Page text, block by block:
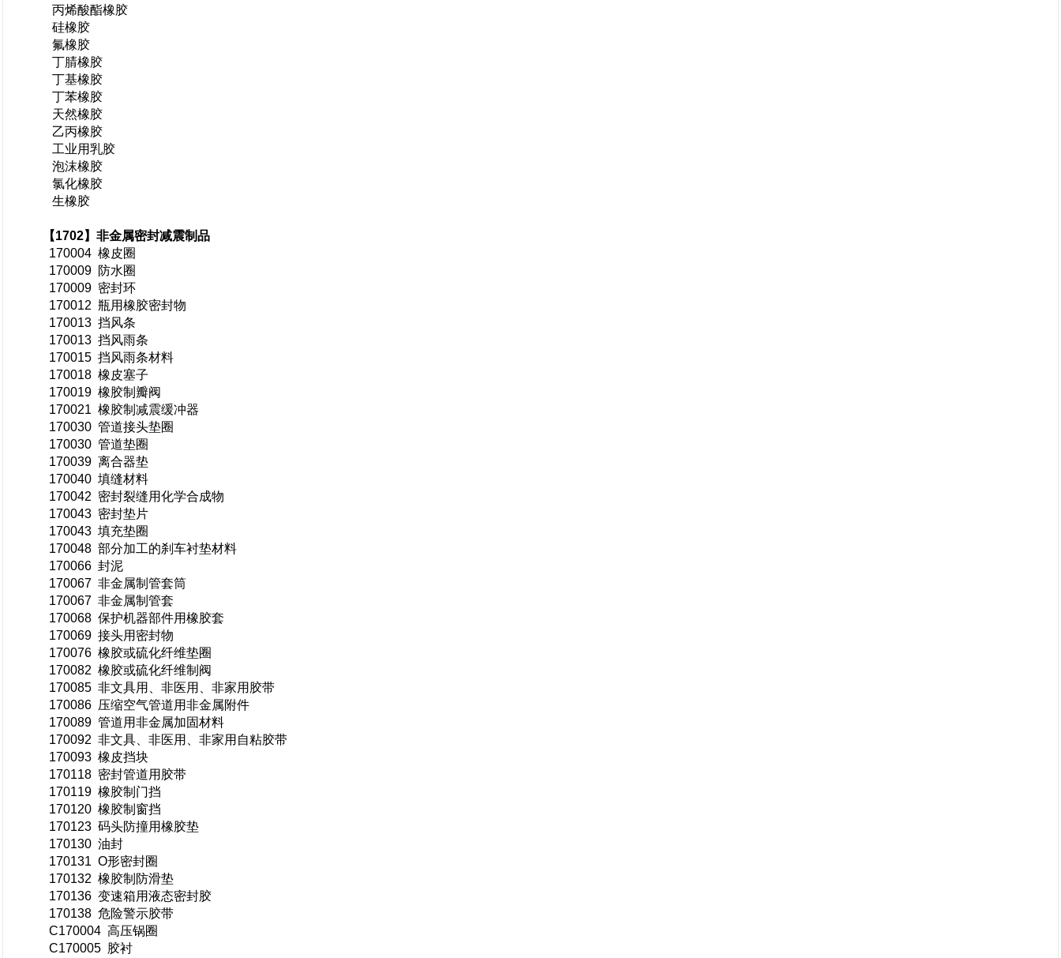
丙烯酸酯橡胶
硅橡胶
氟橡胶
丁腈橡胶
丁基橡胶
丁苯橡胶
天然橡胶
乙丙橡胶
工业用乳胶
泡沫橡胶
氯化橡胶
生橡胶
【1702】非金属密封减震制品
170004 橡皮圈
170009 防水圈
170009 密封环
170012 瓶用橡胶密封物
170013 挡风条
170013 挡风雨条
170015 挡风雨条材料
170018 橡皮塞子
170019 橡胶制瓣阀
170021 橡胶制减震缓冲器
170030 管道接头垫圈
170030 管道垫圈
170039 离合器垫
170040 填缝材料
170042 密封裂缝用化学合成物
170043 密封垫片
170043 填充垫圈
170048 部分加工的刹车衬垫材料
170066 封泥
170067 非金属制管套筒
170067 非金属制管套
170068 保护机器部件用橡胶套
170069 接头用密封物
170076 橡胶或硫化纤维垫圈
170082 橡胶或硫化纤维制阀
170085 非文具用、非医用、非家用胶带
170086 压缩空气管道用非金属附件
170089 管道用非金属加固材料
170092 非文具、非医用、非家用自粘胶带
170093 橡皮挡块
170118 密封管道用胶带
170119 橡胶制门挡
170120 橡胶制窗挡
170123 码头防撞用橡胶垫
170130 油封
170131 O形密封圈
170132 橡胶制防滑垫
170136 变速箱用液态密封胶
170138 危险警示胶带
C170004 高压锅圈
C170005 胶衬